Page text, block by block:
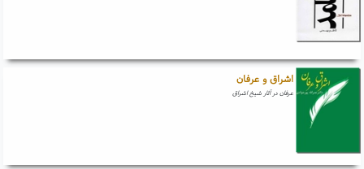
اشراق و عرفان
عرفان در آثار شیخ اشراق